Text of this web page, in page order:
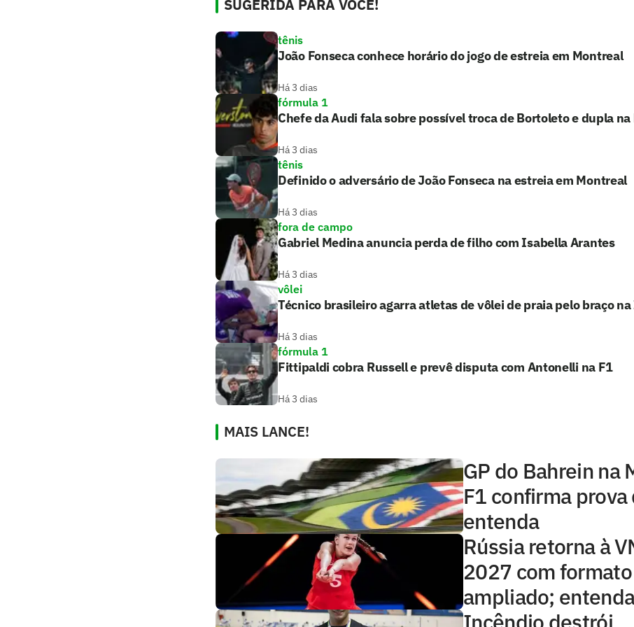
SUGERIDA PARA VOCÊ!
tênis
João Fonseca conhece horário do jogo de estreia em Montreal
Há 3 dias
fórmula 1
Chefe da Audi fala sobre possível troca de Bortoleto e dupla na
Há 3 dias
tênis
Definido o adversário de João Fonseca na estreia em Montreal
Há 3 dias
fora de campo
Gabriel Medina anuncia perda de filho com Isabella Arantes
Há 3 dias
vôlei
Técnico brasileiro agarra atletas de vôlei de praia pelo braço
Há 3 dias
fórmula 1
Fittipaldi cobra Russell e prevê disputa com Antonelli na F1
Há 3 dias
MAIS LANCE!
GP do Bahrein na
F1 confirma prova
entenda
Rússia retorna à
2027 com formato
ampliado;